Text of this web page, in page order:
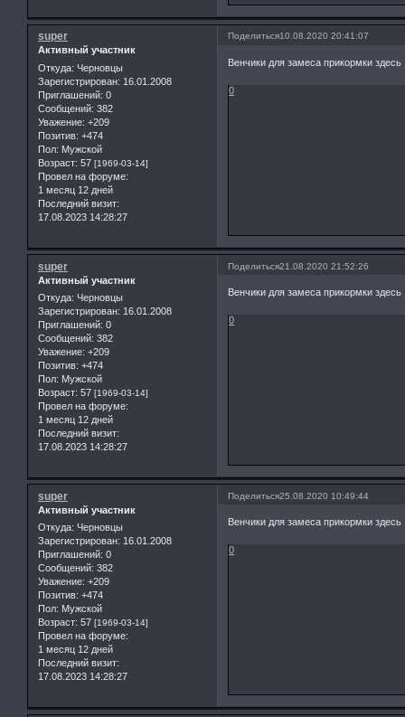
Поделиться10.08.2020 20:41:07
super
Активный участник
Откуда: Черновцы
Зарегистрирован: 16.01.2008
Приглашений: 0
Сообщений: 382
Уважение: +209
Позитив: +474
Пол: Мужской
Возраст: 57 [1969-03-14]
Провел на форуме:
1 месяц 12 дней
Последний визит:
17.08.2023 14:28:27
Венчики для замеса прикормки здесь
0
Поделиться21.08.2020 21:52:26
super
Активный участник
Откуда: Черновцы
Зарегистрирован: 16.01.2008
Приглашений: 0
Сообщений: 382
Уважение: +209
Позитив: +474
Пол: Мужской
Возраст: 57 [1969-03-14]
Провел на форуме:
1 месяц 12 дней
Последний визит:
17.08.2023 14:28:27
Венчики для замеса прикормки здесь
0
Поделиться25.08.2020 10:49:44
super
Активный участник
Откуда: Черновцы
Зарегистрирован: 16.01.2008
Приглашений: 0
Сообщений: 382
Уважение: +209
Позитив: +474
Пол: Мужской
Возраст: 57 [1969-03-14]
Провел на форуме:
1 месяц 12 дней
Последний визит:
17.08.2023 14:28:27
Венчики для замеса прикормки здесь
0